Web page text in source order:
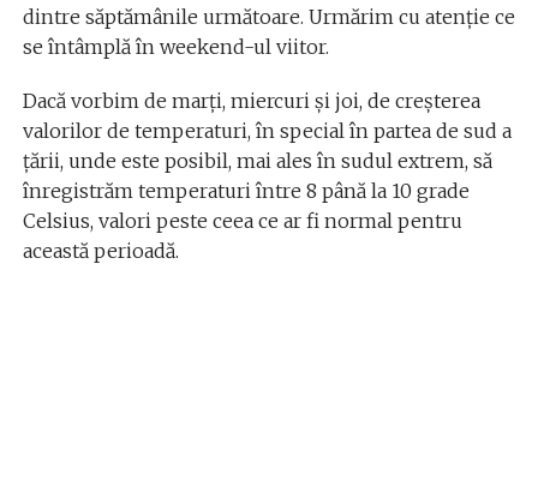
dintre săptămânile următoare. Urmărim cu atenție ce
se întâmplă în weekend-ul viitor.
Dacă vorbim de marți, miercuri și joi, de creșterea
valorilor de temperaturi, în special în partea de sud a
țării, unde este posibil, mai ales în sudul extrem, să
înregistrăm temperaturi între 8 până la 10 grade
Celsius, valori peste ceea ce ar fi normal pentru
această perioadă.